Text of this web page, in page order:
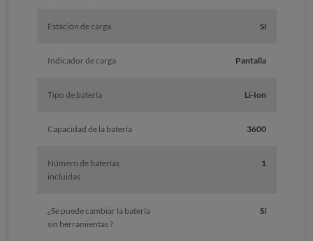
Estación de carga Sí
Indicador de carga Pantalla
Tipo de batería Li-Ion
Capacidad de la batería 3600
Número de baterías
incluidas
1
¿Se puede cambiar la batería
sin herramientas ?
Sí